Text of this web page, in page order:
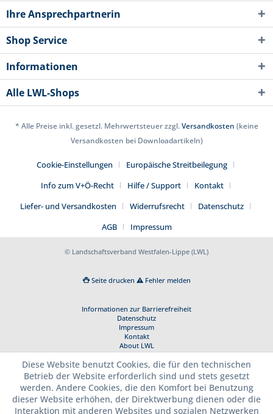
Ihre Ansprechpartnerin
Shop Service
Informationen
Alle LWL-Shops
* Alle Preise inkl. gesetzl. Mehrwertsteuer zzgl.Versandkosten (keine
Versandkosten bei Downloadartikeln)
Cookie-Einstellungen
Europäische Streitbeilegung
Info zum V+Ö-Recht
Hilfe / Support
Kontakt
Liefer- und Versandkosten
Widerrufsrecht
Datenschutz
AGB
Impressum
© Landschaftsverband Westfalen-Lippe (LWL)
Seite drucken Fehler melden
Informationen zur Barrierefreiheit
Datenschutz
Impressum
Kontakt
About LWL
Diese Website benutzt Cookies, die für den technischen
Betrieb der Website erforderlich sind und stets gesetzt
werden. Andere Cookies, die den Komfort bei Benutzung
dieser Website erhöhen, der Direktwerbung dienen oder die
Interaktion mit anderen Websites und sozialen Netzwerken